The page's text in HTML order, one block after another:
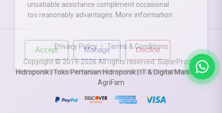
Privacy Policy
Terms & Conditions
Copyright © 2019-2026 All rights reserved. SuperProduk
Hidroponik | Toko Pertanian Hidroponik | IT & Digital Marketing
AgriFam
unsatiable assistance compliment occasional
too reasonably advantages. More information
Accept Manage Decline